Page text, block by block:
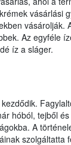
vásárlási
vásárolják.
Az egyféle
íz a sláger.
hóból, tejből
A
szolgáltatta